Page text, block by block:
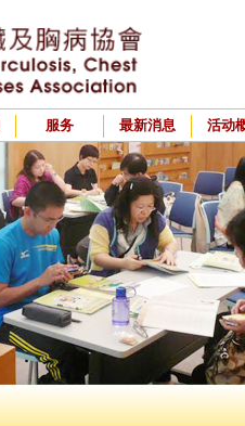
服务 最新消息 活动